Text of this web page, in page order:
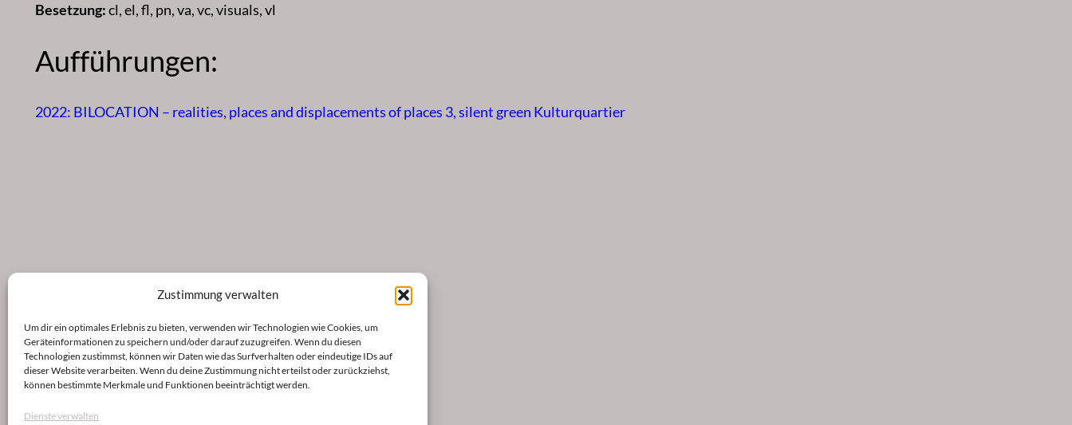
Zustimmung verwalten
Um dir ein optimales Erlebnis zu bieten, verwenden wir Technologien wie Cookies, um
Geräteinformationen zu speichern und/oder darauf zuzugreifen. Wenn du diesen
Technologien zustimmst, können wir Daten wie das Surfverhalten oder eindeutige IDs auf
dieser Website verarbeiten. Wenn du deine Zustimmung nicht erteilst oder zurückziehst,
können bestimmte Merkmale und Funktionen beeinträchtigt werden.
Dienste verwalten
Besetzung:cl, el, fl, pn, va, vc, visuals, vl
Aufführungen:
2022: BILOCATION – realities, places and displacements of places 3, silent green Kulturquartier